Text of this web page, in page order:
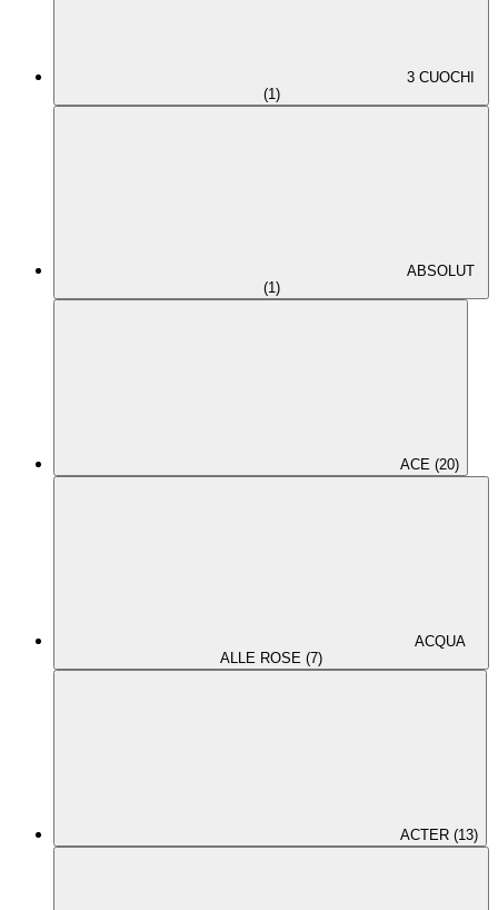
3 CUOCHI
(1)
ABSOLUT
(1)
ACE (20)
ACQUA
ALLE ROSE (7)
ACTER (13)